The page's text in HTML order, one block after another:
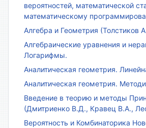
вероятностей, математической
математическому
Алгебра и Геометрия (Толстиков
Алгебраические уравнения и
Логарифмы.
Аналитическая геометрия.
Аналитическая геометрия.
Введение в теорию и методы
(Дмитриенко В.Д., Кравец В.А.,
Вероятность и Комбинаторика